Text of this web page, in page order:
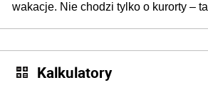
wakacje. Nie chodzi tylko o kurorty – ta
Kalkulatory